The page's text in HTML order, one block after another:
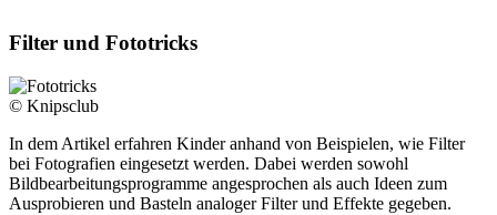
Filter und Fototricks
© Knipsclub
In dem Artikel erfahren Kinder anhand von Beispielen, wie Filter
bei Fotografien eingesetzt werden. Dabei werden sowohl
Bildbearbeitungsprogramme angesprochen als auch Ideen zum
Ausprobieren und Basteln analoger Filter und Effekte gegeben.